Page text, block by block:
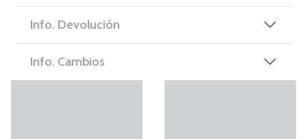
Info. Devolución
Info. Cambios